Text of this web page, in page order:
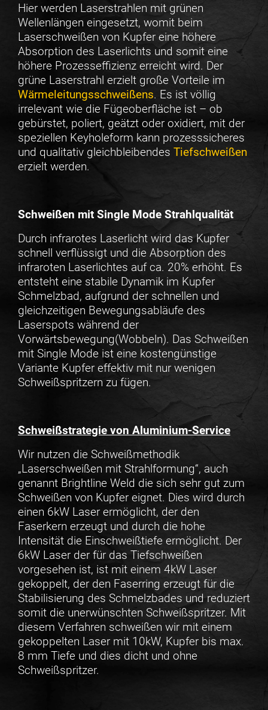
Hier werden Laserstrahlen mit grünen
Wellenlängen eingesetzt, womit beim
Laserschweißen von Kupfer eine höhere
Absorption des Laserlichts und somit eine
höhere Prozesseffizienz erreicht wird. Der
grüne Laserstrahl erzielt große Vorteile im
Wärmeleitungsschweißens. Es ist völlig
irrelevant wie die Fügeoberfläche ist – ob
gebürstet, poliert, geätzt oder oxidiert, mit der
speziellen Keyholeform kann prozesssicheres
und qualitativ gleichbleibendes Tiefschweißen
erzielt werden.
Schweißen mit Single Mode Strahlqualität
Durch infrarotes Laserlicht wird das Kupfer
schnell verflüssigt und die Absorption des
infraroten Laserlichtes auf ca. 20% erhöht. Es
entsteht eine stabile Dynamik im Kupfer
Schmelzbad, aufgrund der schnellen und
gleichzeitigen Bewegungsabläufe des
Laserspots während der
Vorwärtsbewegung(Wobbeln). Das Schweißen
mit Single Mode ist eine kostengünstige
Variante Kupfer effektiv mit nur wenigen
Schweißspritzern zu fügen.
Schweißstrategie von Aluminium-Service
Wir nutzen die Schweißmethodik
„Laserschweißen mit Strahlformung“, auch
genannt Brightline Weld die sich sehr gut zum
Schweißen von Kupfer eignet. Dies wird durch
einen 6kW Laser ermöglicht, der den
Faserkern erzeugt und durch die hohe
Intensität die Einschweißtiefe ermöglicht. Der
6kW Laser der für das Tiefschweißen
vorgesehen ist, ist mit einem 4kW Laser
gekoppelt, der den Faserring erzeugt für die
Stabilisierung des Schmelzbades und reduziert
somit die unerwünschten Schweißspritzer. Mit
diesem Verfahren schweißen wir mit einem
gekoppelten Laser mit 10kW, Kupfer bis max.
8 mm Tiefe und dies dicht und ohne
Schweißspritzer.